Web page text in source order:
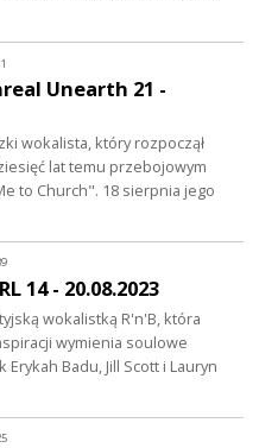
Unearth 21 -
wokalista, który rozpoczął
lat temu przebojowym
to Church". 18 sierpnia jego
14 - 20.08.2023
wokalistką R'n'B, która
wymienia soulowe
Erykah Badu, Jill Scott i Lauryn